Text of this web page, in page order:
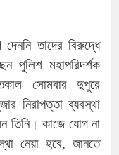
তাদের বিরুদ্ধে
পুলিশ মহাপরিদর্শক
সোমবার দুপুরে
নিরাপত্তা ব্যবস্থা
তিনি। কাজে যোগ না
নেয়া হবে, জানতে